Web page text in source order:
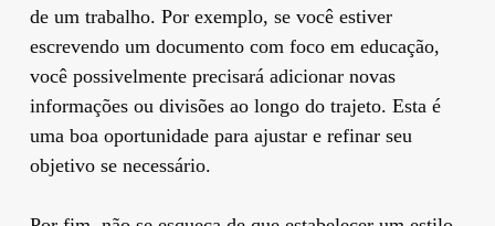
de um trabalho. Por exemplo, se você estiver
escrevendo um documento com foco em educação,
você possivelmente precisará adicionar novas
informações ou divisões ao longo do trajeto. Esta é
uma boa oportunidade para ajustar e refinar seu
objetivo se necessário.